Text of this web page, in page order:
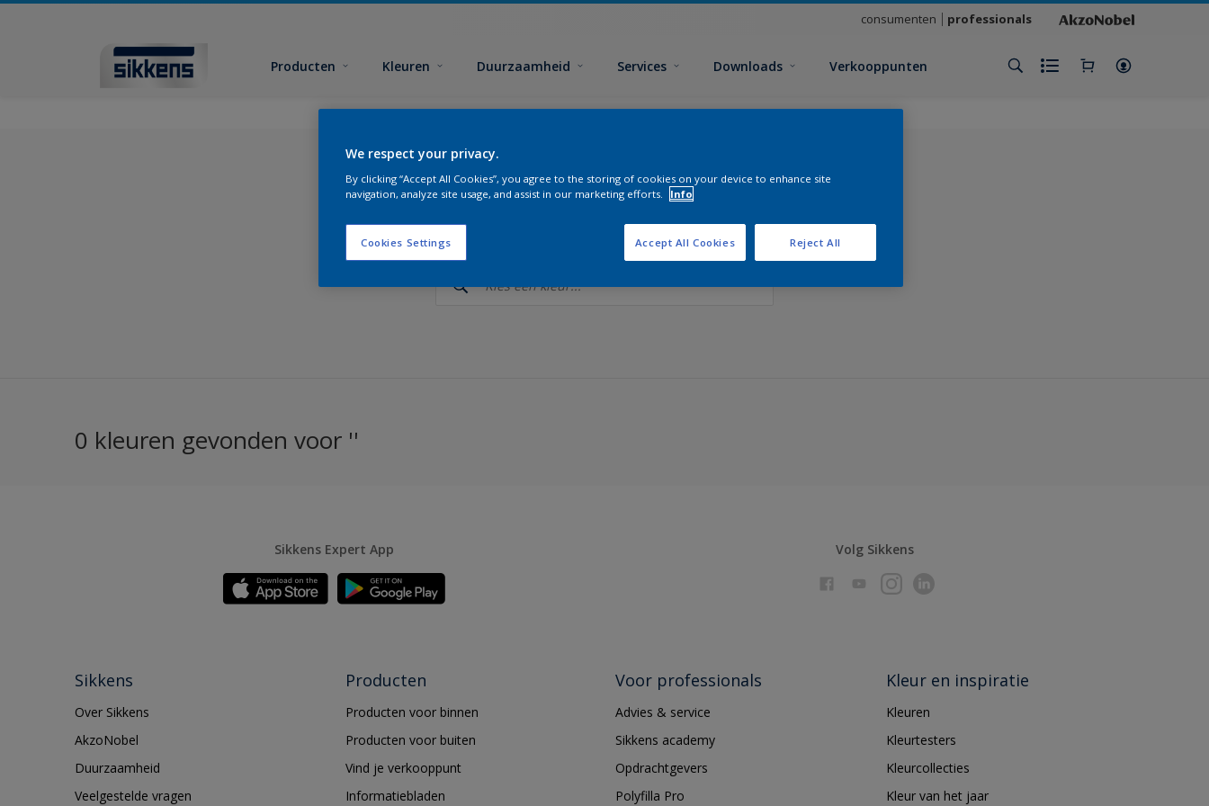
consumenten professionals
Producten Kleuren Duurzaamheid Services Downloads Verkooppunten
Vind de perfecte kleuren voor elke klant
0 kleuren gevonden voor ''
Sikkens Expert App Volg Sikkens
Sikkens
Over Sikkens
AkzoNobel
Duurzaamheid
Veelgestelde vragen
Producten
Producten voor binnen
Producten voor buiten
Vind je verkooppunt
Informatiebladen
Voor professionals
Advies & service
Sikkens academy
Opdrachtgevers
Polyfilla Pro
Kleur en inspiratie
Kleuren
Kleurtesters
Kleurcollecties
Kleur van het jaar
We respect your privacy.
By clicking “Accept All Cookies”, you agree to the storing of cookies on your device to enhance site
navigation, analyze site usage, and assist in our marketing efforts.
Info
Cookies Settings Reject All
Accept All Cookies